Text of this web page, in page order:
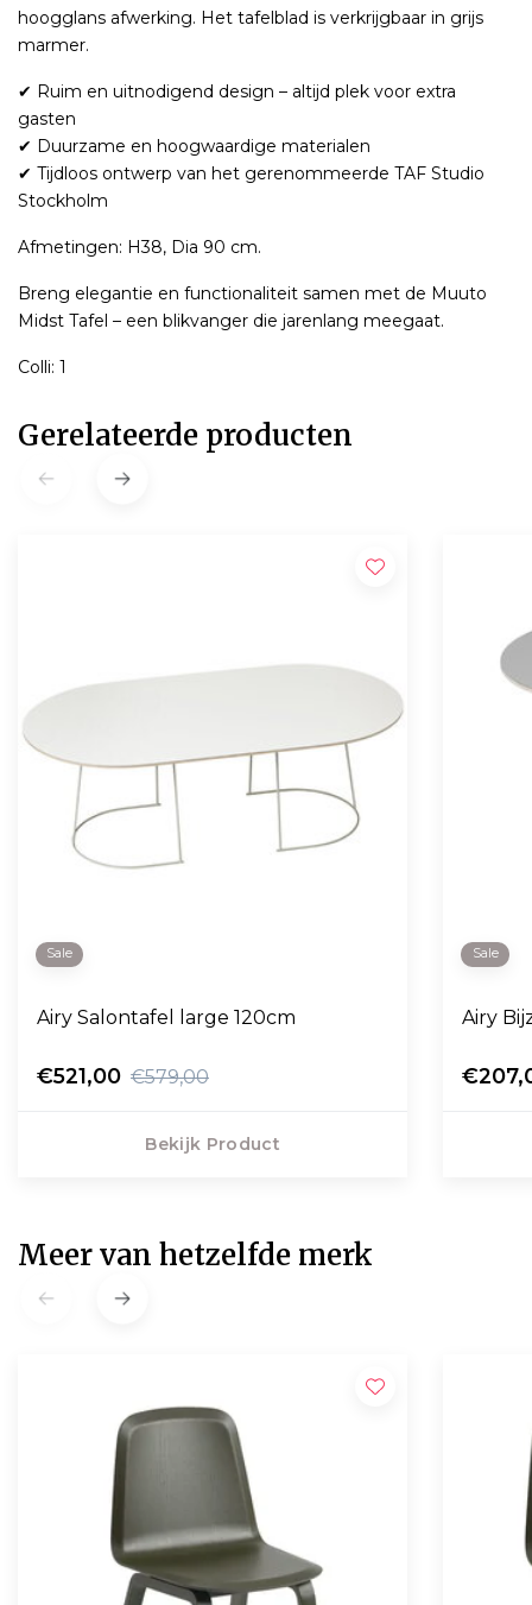
hoogglans afwerking. Het tafelblad is verkrijgbaar in grijs
marmer.
✔ Ruim en uitnodigend design – altijd plek voor extra
gasten
✔ Duurzame en hoogwaardige materialen
✔ Tijdloos ontwerp van het gerenommeerde TAF Studio
Stockholm
Afmetingen: H38, Dia 90 cm.
Breng elegantie en functionaliteit samen met de Muuto
Midst Tafel – een blikvanger die jarenlang meegaat.
Colli: 1
Gerelateerde producten
Sale
Airy Salontafel large 120cm
€521,00 €579,00
Bekijk Product
Sale
Airy
Meer van hetzelfde merk